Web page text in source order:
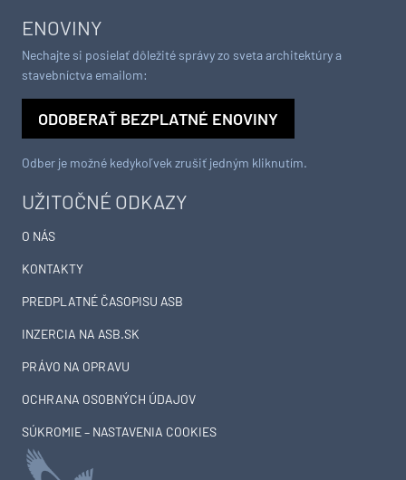
UŽITOČNÉ ODKAZY
O NÁS
KONTAKTY
PREDPLATNÉ ČASOPISU ASB
INZERCIA NA ASB.SK
PRÁVO NA OPRAVU
OCHRANA OSOBNÝCH ÚDAJOV
SÚKROMIE – NASTAVENIA COOKIES
ENOVINY
Nechajte si posielať dôležité správy zo sveta architektúry a
stavebníctva emailom:
ODOBERAŤ BEZPLATNÉ ENOVINY
Odber je možné kedykoľvek zrušiť jedným kliknutím.